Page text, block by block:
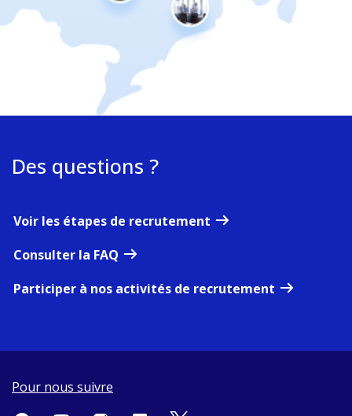
Des questions ?
Voir les étapes de recrutement
Consulter la FAQ
Participer à nos activités de recrutement
Pour nous suivre